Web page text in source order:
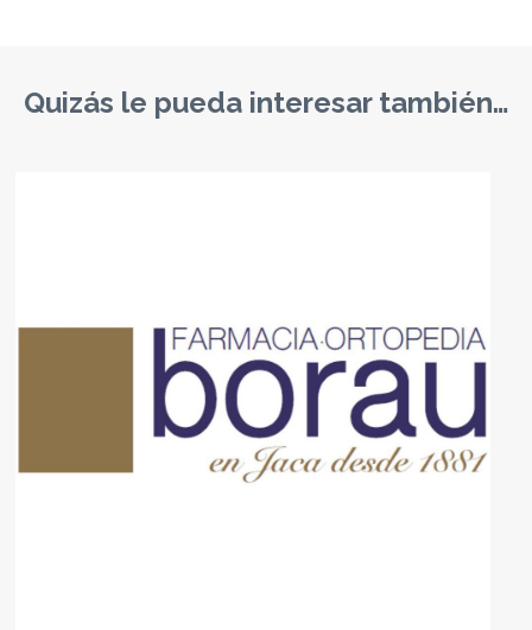
Quizás le pueda interesar también…